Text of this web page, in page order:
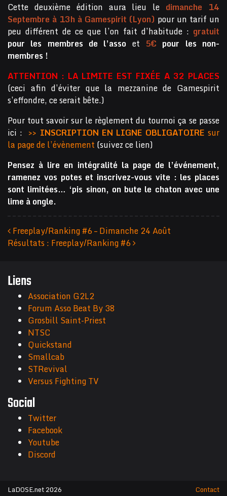
Cette deuxième édition aura lieu le dimanche 14
Septembre à 13h à Gamespirit (Lyon) pour un tarif un
peu différent de ce que l’on fait d’habitude : gratuit
pour les membres de l’asso et 5€ pour les non-
membres !
ATTENTION : LA LIMITE EST FIXÉE A 32 PLACES
(ceci afin d’éviter que la mezzanine de Gamespirit
s’effondre, ce serait bête.)
Pour tout savoir sur le règlement du tournoi ça se passe
ici : >> INSCRIPTION EN LIGNE OBLIGATOIRE sur
la page de l’évènement (suivez ce lien)
Pensez à lire en intégralité la page de l’événement,
ramenez vos potes et inscrivez-vous vite : les places
sont limitées… ‘pis sinon, on bute le chaton avec une
lime à ongle.
Navigation des articles
Freeplay/Ranking #6 – Dimanche 24 Août
Résultats : Freeplay/Ranking #6
Liens
Association G2L2
Forum Asso Beat By 38
Grosbill Saint-Priest
NTSC
Quickstand
Smallcab
STRevival
Versus Fighting TV
Social
Twitter
Facebook
Youtube
Discord
LaDOSE.net 2026 Contact